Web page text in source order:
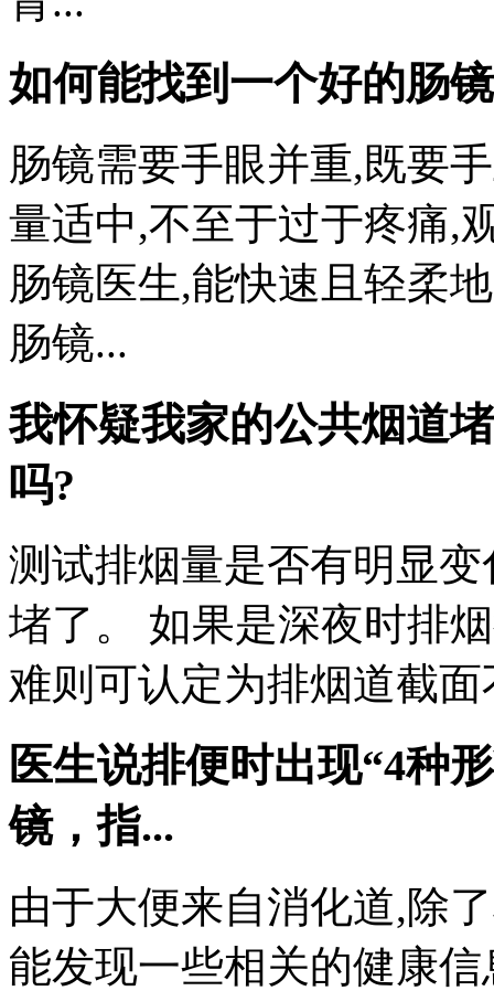
如何能找到一个好的肠
肠镜需要手眼并重,既要
量适中,不至于过于疼痛,
肠镜医生,能快速且轻柔
肠镜...
我怀疑我家的公共烟道
吗?
测试排烟量是否有明显
堵了。 如果是深夜时排
难则可认定为排烟道截
医生说排便时出现“4种
镜，指...
由于大便来自消化道,除
能发现一些相关的健康